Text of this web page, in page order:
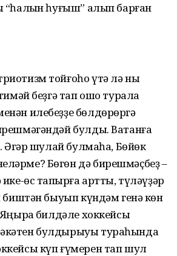
“һалҡын һуғыш” алып барған
тойғоһо үтә лә ныҡ
беҙгә тап ошо турала
илебеҙҙе бөлдөрөргә
булды. Ватанға
Әгәр шулай булмаһа, Бөйөк
Бөгөн дә бирешмәҫбеҙ –
өс тапҡырға артты, түләүҙәр
биштән быуып күндәм генә көн
билдәле хоккейсы
булдырыуы тураһында
күп ғүмерен тап шул